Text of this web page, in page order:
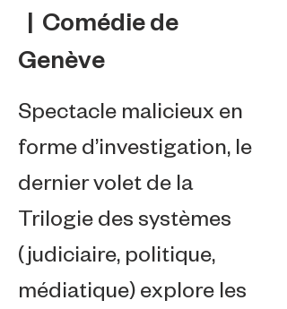
  |
Comédie de
Genève
Spectacle malicieux en
forme d’investigation, le
dernier volet de la
Trilogie des systèmes
(judiciaire, politique,
médiatique) explore les